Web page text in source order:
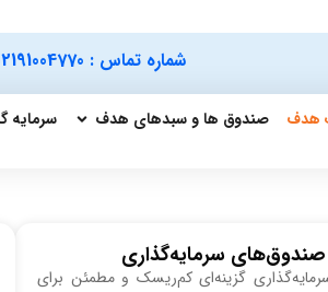
شماره تماس :
هدف صندوق ها و سبدهای هدف سرمایه
صندوق‌های سرمایه‌گذاری
گزینه‌ای کم‌ریسک و مطمئن برای